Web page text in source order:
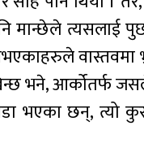
मान्छेले त्यसलाई
वास्तवमा
भने, आर्कोतर्फ
भएका छन्, त्यो